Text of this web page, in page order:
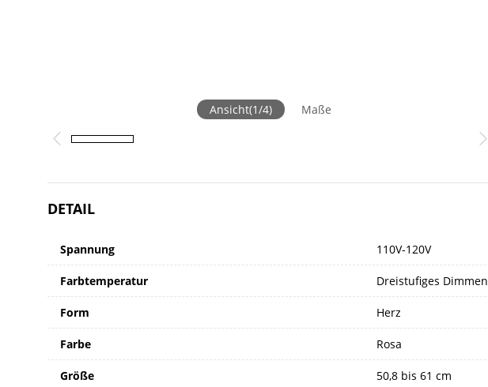
Ansicht(1/4) Maße
DETAIL
Spannung 110V-120V
Farbtemperatur Dreistufiges Dimmen
Form Herz
Farbe Rosa
Größe 50,8 bis 61 cm